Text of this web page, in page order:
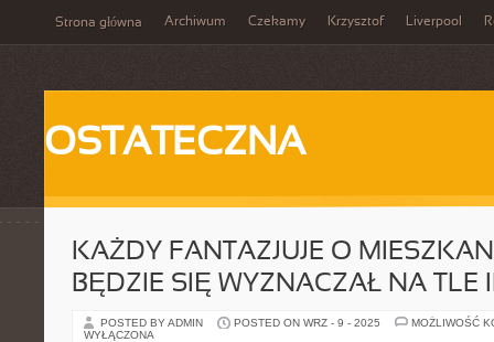
Strona główna Archiwum Czekamy Krzysztof Liverpool
OSTATECZNA
KAŻDY FANTAZJUJE O
BĘDZIE SIĘ WYZNACZAŁ NA TLE
POSTED BY ADMIN POSTED ON WRZ - 9 - 2025
MOŻLIWOŚĆ
WYŁĄCZONA